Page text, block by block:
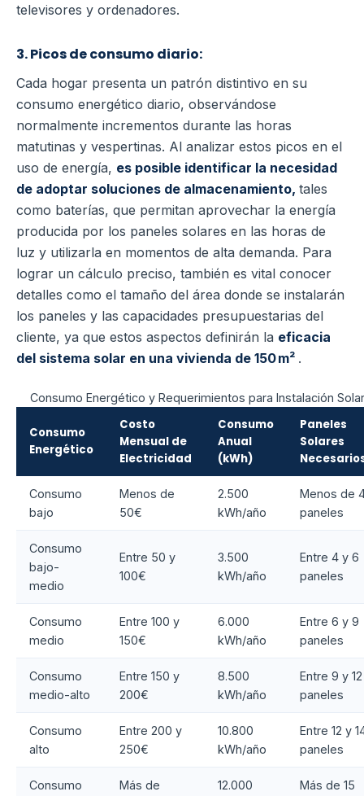
televisores y ordenadores.
3. Picos de consumo diario:
Cada hogar presenta un patrón distintivo en su
consumo energético diario, observándose
normalmente incrementos durante las horas
matutinas y vespertinas. Al analizar estos picos en el
uso de energía, es posible identificar la necesidad
de adoptar soluciones de almacenamiento, tales
como baterías, que permitan aprovechar la energía
producida por los paneles solares en las horas de
luz y utilizarla en momentos de alta demanda. Para
lograr un cálculo preciso, también es vital conocer
detalles como el tamaño del área donde se instalarán
los paneles y las capacidades presupuestarias del
cliente, ya que estos aspectos definirán la eficacia
del sistema solar en una vivienda de 150 m² .
Consumo Energético y Requerimientos para Instalación
Consumo
Energético
Costo
Mensual de
Electricidad
Consumo
Anual
(kWh)
Paneles
Solares
Consumo
bajo
Menos de
50€
2.500
kWh/año
Menos de
paneles
Consumo
bajo-
medio
Entre 50 y
100€
3.500
kWh/año
Entre 4 y 6
paneles
Consumo
medio
Entre 100 y
150€
6.000
kWh/año
Entre 6 y 9
paneles
Consumo
medio-alto
Entre 150 y
200€
8.500
kWh/año
Entre 9 y 12
paneles
Consumo
alto
Entre 200 y
250€
10.800
kWh/año
Entre 12 y
paneles
Consumo
Más de
12.000
Más de 15